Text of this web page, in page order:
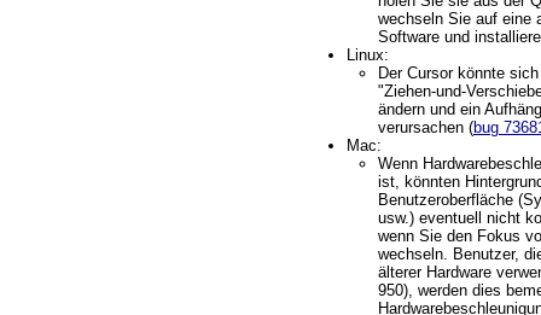
wechseln Sie auf eine
Software und
Linux:
Der Cursor könnte
"Ziehen-und-
ändern und ein
verursachen (bug
Mac:
Wenn
ist, könnten
Benutzeroberfläche
usw.) eventuell nicht
wenn Sie den Fokus
wechseln. Benutzer,
älterer Hardware
950), werden dies